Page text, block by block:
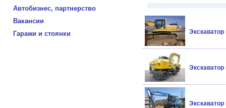
Автобизнес, партнерство
Вакансии
Гаражи и стоянки
Экскаватор